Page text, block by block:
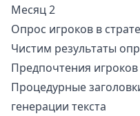
Месяц 2
Опрос игроков в
Чистим результаты
Предпочтения игроков
Процедурные
генерации текста